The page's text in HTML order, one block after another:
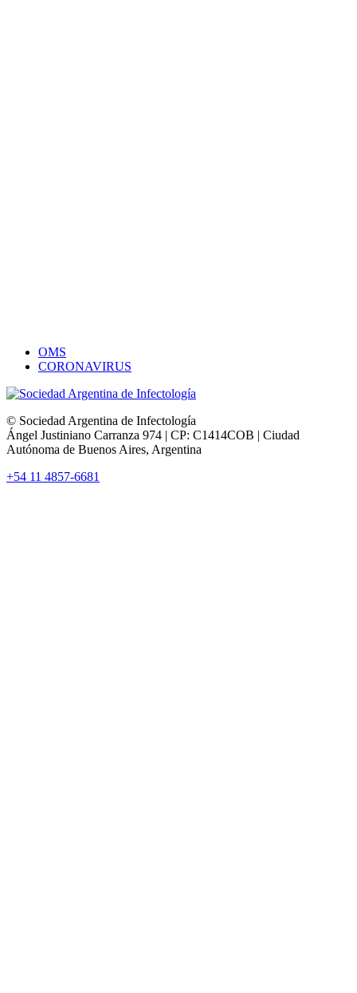
OMS
CORONAVIRUS
© Sociedad Argentina de Infectología
Ángel Justiniano Carranza 974 | CP: C1414COB | Ciudad
Autónoma de Buenos Aires, Argentina
+54 11 4857-6681